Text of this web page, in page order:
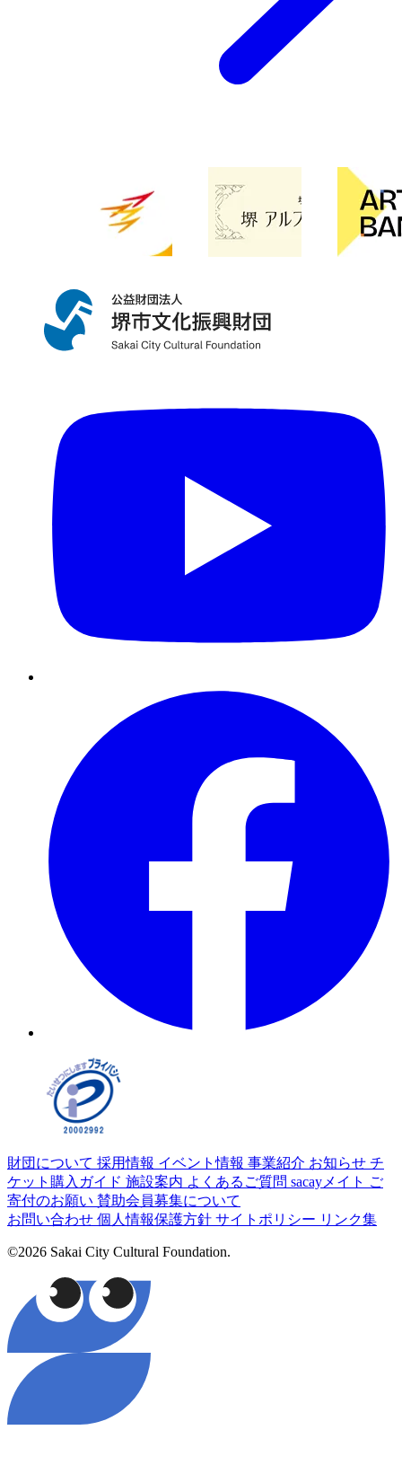
財団について 採用情報 イベント情報 事業紹介 お知らせ チ
ケット購入ガイド 施設案内 よくあるご質問 sacayメイト ご
寄付のお願い 賛助会員募集について
お問い合わせ 個人情報保護方針 サイトポリシー リンク集
©2026 Sakai City Cultural Foundation.